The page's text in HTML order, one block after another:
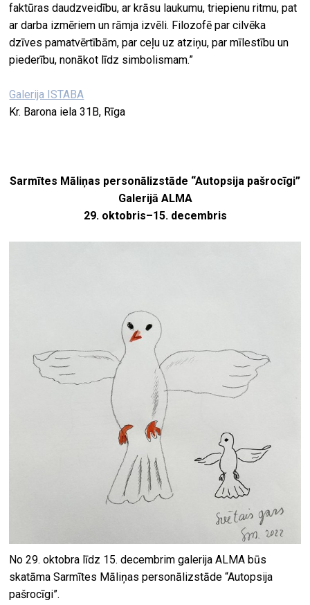
faktūras daudzveidību, ar krāsu laukumu, triepienu ritmu, pat
ar darba izmēriem un rāmja izvēli. Filozofē par cilvēka
dzīves pamatvērtībām, par ceļu uz atziņu, par mīlestību un
piederību, nonākot līdz simbolismam.”
Galerija ISTABA
Kr. Barona iela 31B, Rīga
Sarmītes Māliņas personālizstāde “Autopsija pašrocīgi”
Galerijā ALMA
29. oktobris–15. decembris
No 29. oktobra līdz 15. decembrim galerija ALMA būs
skatāma Sarmītes Māliņas personālizstāde “Autopsija
pašrocīgi”.